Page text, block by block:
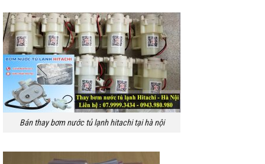
Bán thay bơm nước tủ lạnh hitachi tại hà nội